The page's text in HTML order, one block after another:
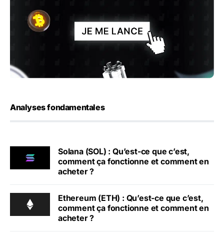
Analyses fondamentales
Solana (SOL) : Qu’est-ce que c’est,
comment ça fonctionne et comment en
acheter ?
Ethereum (ETH) : Qu’est-ce que c’est,
comment ça fonctionne et comment en
acheter ?